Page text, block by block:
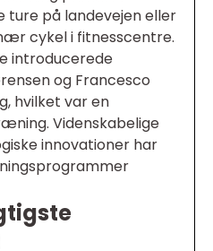
ture på landevejen eller
cykel i fitnesscentre.
introducerede
og Francesco
hvilket var en
Videnskabelige
innovationer har